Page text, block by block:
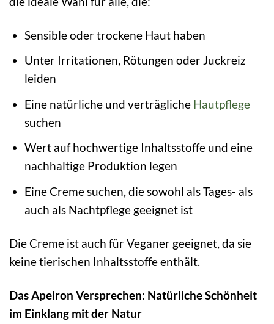
Sensible oder trockene Haut haben
Unter Irritationen, Rötungen oder Juckreiz
leiden
Eine natürliche und verträgliche Hautpflege
suchen
Wert auf hochwertige Inhaltsstoffe und eine
nachhaltige Produktion legen
Eine Creme suchen, die sowohl als Tages- als
auch als Nachtpflege geeignet ist
Die Creme ist auch für Veganer geeignet, da sie
keine tierischen Inhaltsstoffe enthält.
Das Apeiron Versprechen: Natürliche Schönheit
im Einklang mit der Natur